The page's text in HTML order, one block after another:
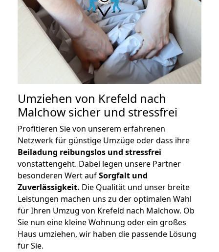
Umziehen von Krefeld nach
Malchow sicher und stressfrei
Profitieren Sie von unserem erfahrenen
Netzwerk für günstige Umzüge oder dass ihre
Beiladung reibungslos und stressfrei
vonstattengeht. Dabei legen unsere Partner
besonderen Wert aufSorgfalt und
Zuverlässigkeit. Die Qualität und unser breite
Leistungen machen uns zu der optimalen Wahl
für Ihren Umzug von Krefeld nach Malchow. Ob
Sie nun eine kleine Wohnung oder ein großes
Haus umziehen, wir haben die passende Lösung
für Sie.